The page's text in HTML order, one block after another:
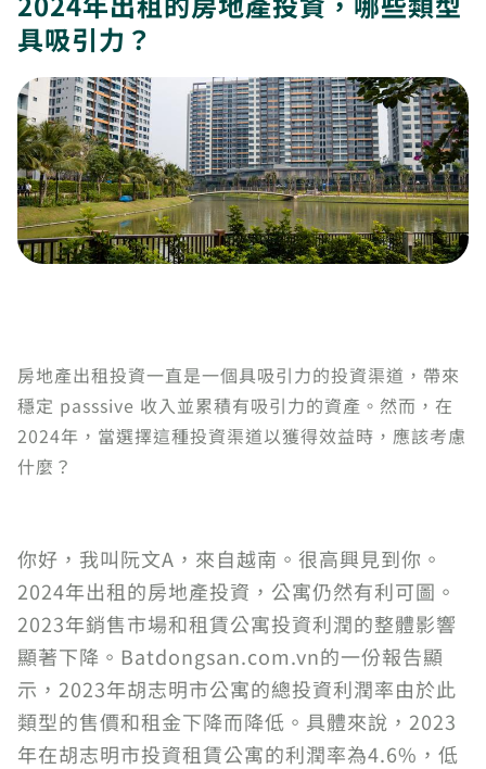
具吸引力？
房地產出租投資一直是一個具吸引力的投資渠道，帶來
穩定 passsive 收入並累積有吸引力的資產。然而，在
2024年，當選擇這種投資渠道以獲得效益時，應該考慮
什麼？
你好，我叫阮文A，來自越南。很高興見到你。
2024年出租的房地產投資，公寓仍然有利可圖。
2023年銷售市場和租賃公寓投資利潤的整體影響
顯著下降。Batdongsan.com.vn的一份報告顯
示，2023年胡志明市公寓的總投資利潤率由於此
類型的售價和租金下降而降低。具體來說，2023
年在胡志明市投資租賃公寓的利潤率為4.6%，低